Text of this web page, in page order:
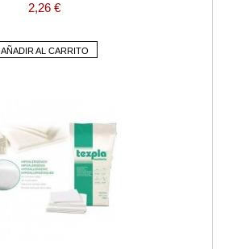
2,26 €
AÑADIR AL CARRITO